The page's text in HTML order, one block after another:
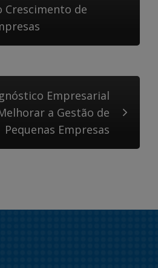
Crescimento de
Empresarial
a Gestão de
Pequenas Empresas